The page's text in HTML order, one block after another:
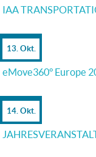
IAA
13. Okt.
eMove360° Europe
14. Okt.